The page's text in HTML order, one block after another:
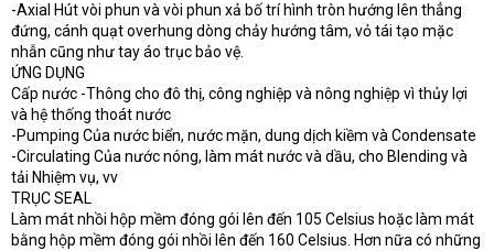
-Axial Hút vòi phun và vòi phun xả bố trí hình tròn hướng lên thẳng
đứng, cánh quạt overhung dòng chảy hướng tâm, vỏ tái tạo mặc
nhẫn cũng như tay áo trục bảo vệ.
ỨNG DỤNG
Cấp nước -Thông cho đô thị, công nghiệp và nông nghiệp vì thủy lợi
và hệ thống thoát nước
-Pumping Của nước biển, nước mặn, dung dịch kiềm và Condensate
-Circulating Của nước nóng, làm mát nước và dầu, cho Blending và
tải Nhiệm vụ, vv
TRỤC SEAL
Làm mát nhồi hộp mềm đóng gói lên đến 105 Celsius hoặc làm mát
bằng hộp mềm đóng gói nhồi lên đến 160 Celsius. Hơn nữa có những